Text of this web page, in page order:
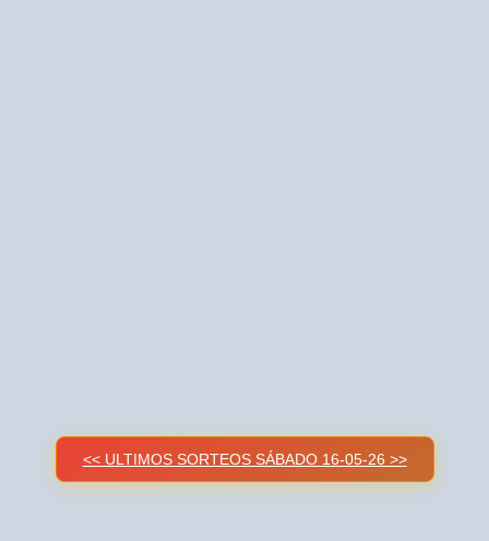
<< ULTIMOS SORTEOS SÁBADO 16-05-26 >>